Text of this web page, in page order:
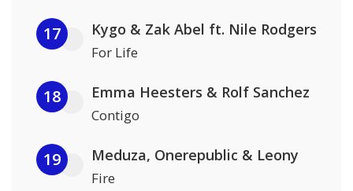
17 Kygo & Zak Abel ft. Nile Rodgers
For Life
18 Emma Heesters & Rolf Sanchez
Contigo
19 Meduza, Onerepublic & Leony
Fire